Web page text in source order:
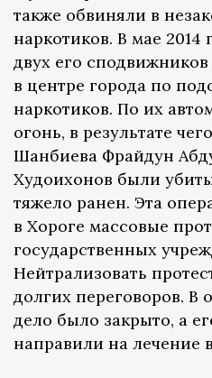
также обвиняли в
наркотиков. В мае
двух его сподвижников
в центре города по
наркотиков. По их
огонь, в результате
Шанбиева Фрайдун
Худоихонов были
тяжело ранен. Эта
в Хороге массовые
государственных
Нейтрализовать
долгих переговоров.
дело было закрыто, а
направили на лечение